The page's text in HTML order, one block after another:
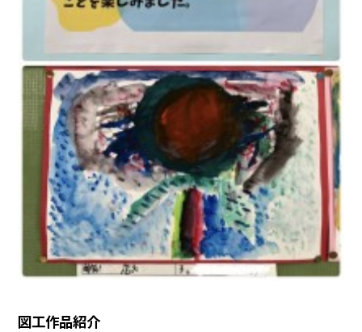
図工作品紹介